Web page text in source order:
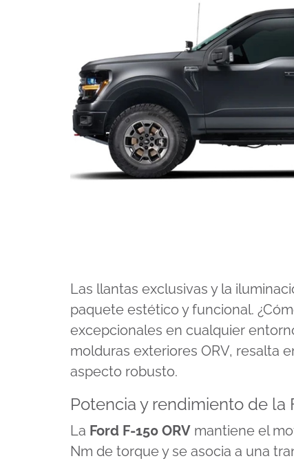
Las llantas exclusivas y la
paquete estético y funcional.
excepcionales en cualquier
molduras exteriores ORV, resalta
aspecto robusto.
Potencia y rendimiento de la
La Ford F-150 ORV mantiene el
Nm de torque y se asocia a una